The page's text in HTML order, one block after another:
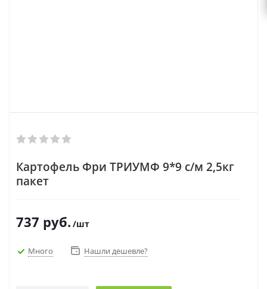
Картофель Фри ТРИУМФ 9*9 с/м 2,5кг
пакет
737 руб. /шт
Много Нашли дешевле?